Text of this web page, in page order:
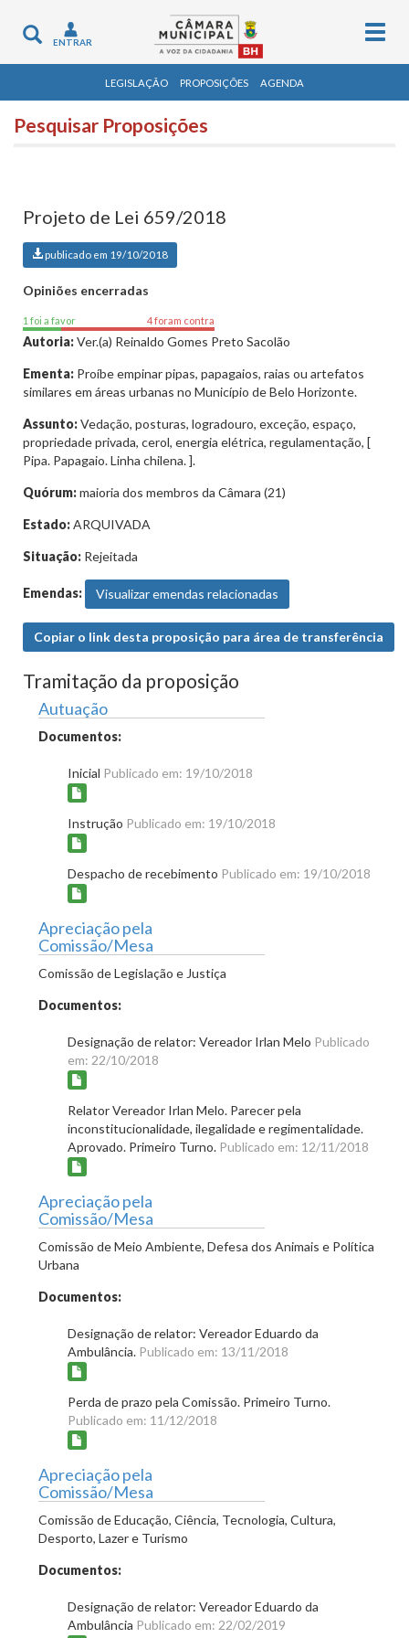
Toggle
navigation
ENTRAR
LEGISLAÇÃO PROPOSIÇÕES AGENDA
Pesquisar Proposições
Projeto de Lei 659/2018
publicado em 19/10/2018
Opiniões encerradas
1 foi a favor 4 foram contra
Autoria:Ver.(a) Reinaldo Gomes Preto Sacolão
Ementa: Proíbe empinar pipas, papagaios, raias ou artefatos
similares em áreas urbanas no Município de Belo Horizonte.
Assunto:Vedação, posturas, logradouro, exceção, espaço,
propriedade privada, cerol, energia elétrica, regulamentação, [
Pipa. Papagaio. Linha chilena. ].
Quórum:maioria dos membros da Câmara (21)
Estado:ARQUIVADA
Situação: Rejeitada
Emendas: Visualizar emendas relacionadas
Copiar o link desta proposição para área de transferência
Tramitação da proposição
Autuação
Documentos:
Inicial Publicado em: 19/10/2018
Instrução Publicado em: 19/10/2018
Despacho de recebimento Publicado em: 19/10/2018
Apreciação pela
Comissão/Mesa
Comissão de Legislação e Justiça
Documentos:
Designação de relator: Vereador Irlan Melo Publicado
em: 22/10/2018
Relator Vereador Irlan Melo. Parecer pela
inconstitucionalidade, ilegalidade e regimentalidade.
Aprovado. Primeiro Turno. Publicado em: 12/11/2018
Apreciação pela
Comissão/Mesa
Comissão de Meio Ambiente, Defesa dos Animais e Política
Urbana
Documentos:
Designação de relator: Vereador Eduardo da
Ambulância. Publicado em: 13/11/2018
Perda de prazo pela Comissão. Primeiro Turno.
Publicado em: 11/12/2018
Apreciação pela
Comissão/Mesa
Comissão de Educação, Ciência, Tecnologia, Cultura,
Desporto, Lazer e Turismo
Documentos:
Designação de relator: Vereador Eduardo da
Ambulância Publicado em: 22/02/2019